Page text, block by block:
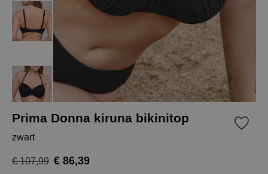
Prima Donna kiruna bikinitop
zwart
€ 107,99 € 86,39